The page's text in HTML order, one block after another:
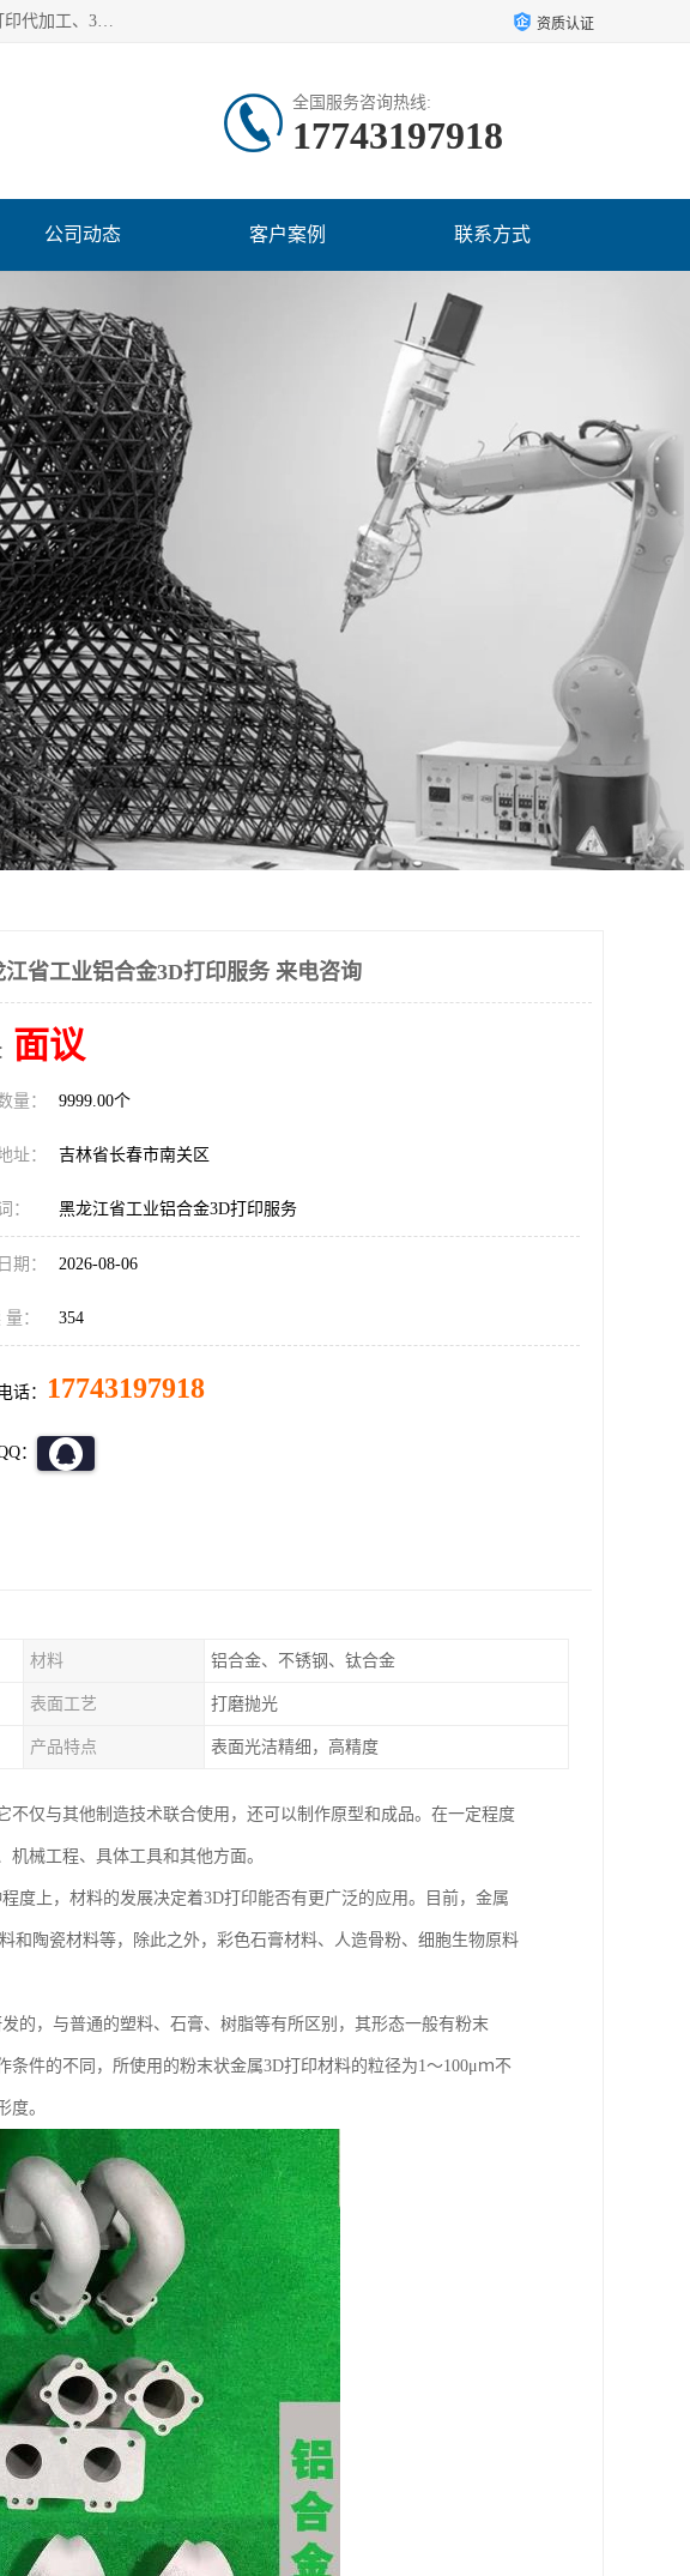
长春市东师青鸟科技有限公司从事3D打印代加工 3D打印设计服务 3D打印相关教育培训 3D打印设计优化 长春3d打印代加工、3D打印代加工及设计服务、3D打印相关教育培训、专利代理及优化、3D打印上下游技术服务，深耕工业设计、机械设计、3D打印多年年，拥有多项技术，辅助数十位客户完成自己的发明及实用新型专利。 资质认证
全国服务咨询热线:
17743197918
公司动态 客户案例 联系方式
江省工业铝合金3D打印服务 来电咨询
面议
量： 9999.00个
址： 吉林省长春市南关区
： 黑龙江省工业铝合金3D打印服务
期： 2026-08-06
： 354
话： 17743197918
：
材料 铝合金、不锈钢、钛合金
表面工艺 打磨抛光
产品特点 表面光洁精细，高精度
仅与其他制造技术联合使用，还可以制作原型和成品。在一定程度
机械工程、具体工具和其他方面。
度上，材料的发展决定着3D打印能否有更广泛的应用。目前，金属
和陶瓷材料等，除此之外，彩色石膏材料、人造骨粉、细胞生物原料
的，与普通的塑料、石膏、树脂等有所区别，其形态一般有粉末
件的不同，所使用的粉末状金属3D打印材料的粒径为1～100μｍ不
度。